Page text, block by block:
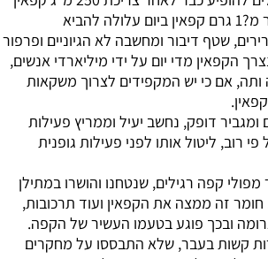
ביממה. צריכה של יותר מ?1 גרם קפאין ביום עלולה להביא
שטף דיבור ומחשבה לא הגיוניים ופרפור
הקפאין מדי יום על ידי מיליארדי אנשים,
אם כי יש המקפידים לצרוך משקאות
דופק, נחשב יעיל וממריץ פעילות
רוב, ליטול אותו לפני פעילות גופנית
קפה רגילים, שנטחנו והושרו במתילן
חומר זה ממצה את הקפאין ועוד תרכובות,
ובכך פוגע בטעמו העשיר של הקפה.
קשות בעבר, שלא התבססו על מחקרים